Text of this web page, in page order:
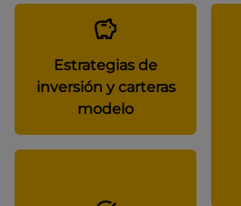
Estrategias de
inversión y carteras
modelo